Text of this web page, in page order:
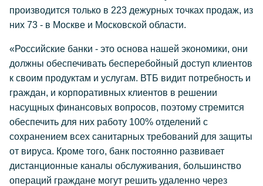
производится только в 223 дежурных точках продаж, из
них 73 - в Москве и Московской области.
«Российские банки - это основа нашей экономики, они
должны обеспечивать бесперебойный доступ клиентов
к своим продуктам и услугам. ВТБ видит потребность и
граждан, и корпоративных клиентов в решении
насущных финансовых вопросов, поэтому стремится
обеспечить для них работу 100% отделений с
сохранением всех санитарных требований для защиты
от вируса. Кроме того, банк постоянно развивает
дистанционные каналы обслуживания, большинство
операций граждане могут решить удаленно через